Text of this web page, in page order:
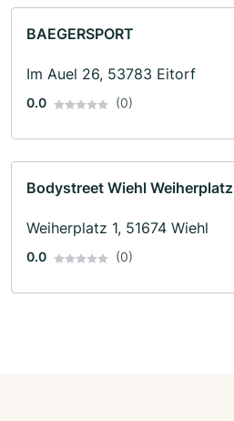
BAEGERSPORT
Im Auel 26, 53783 Eitorf
0.0 (0)
Bodystreet Wiehl Weiherplatz
Weiherplatz 1, 51674 Wiehl
0.0 (0)